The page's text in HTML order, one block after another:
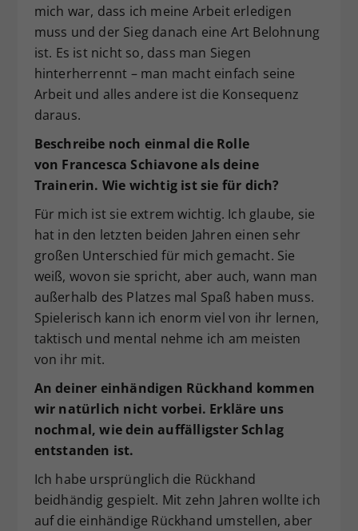
mich war, dass ich meine Arbeit erledigen
muss und der Sieg danach eine Art Belohnung
ist. Es ist nicht so, dass man Siegen
hinterherrennt – man macht einfach seine
Arbeit und alles andere ist die Konsequenz
daraus.
Beschreibe noch einmal die Rolle
von Francesca Schiavone als deine
Trainerin. Wie wichtig ist sie für dich?
Für mich ist sie extrem wichtig. Ich glaube, sie
hat in den letzten beiden Jahren einen sehr
großen Unterschied für mich gemacht. Sie
weiß, wovon sie spricht, aber auch, wann man
außerhalb des Platzes mal Spaß haben muss.
Spielerisch kann ich enorm viel von ihr lernen,
taktisch und mental nehme ich am meisten
von ihr mit.
An deiner einhändigen Rückhand kommen
wir natürlich nicht vorbei. Erkläre uns
nochmal, wie dein auffälligster Schlag
entstanden ist.
Ich habe ursprünglich die Rückhand
beidhändig gespielt. Mit zehn Jahren wollte ich
auf die einhändige Rückhand umstellen, aber